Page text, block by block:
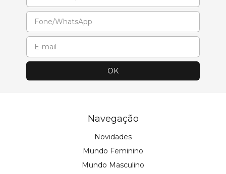
Navegação
Novidades
Mundo Feminino
Mundo Masculino